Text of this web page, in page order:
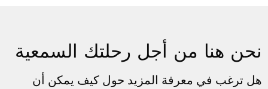
نحن هنا من أجل رحلتك السمعية
هل ترغب في معرفة المزيد حول كيف يمكن أن